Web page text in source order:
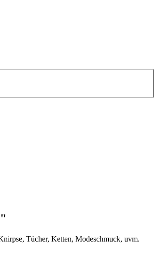
Tücher, Ketten, Modeschmuck, uvm.